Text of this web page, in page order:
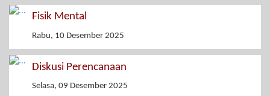
Fisik Mental
Rabu, 10 Desember 2025
Diskusi Perencanaan
Selasa, 09 Desember 2025